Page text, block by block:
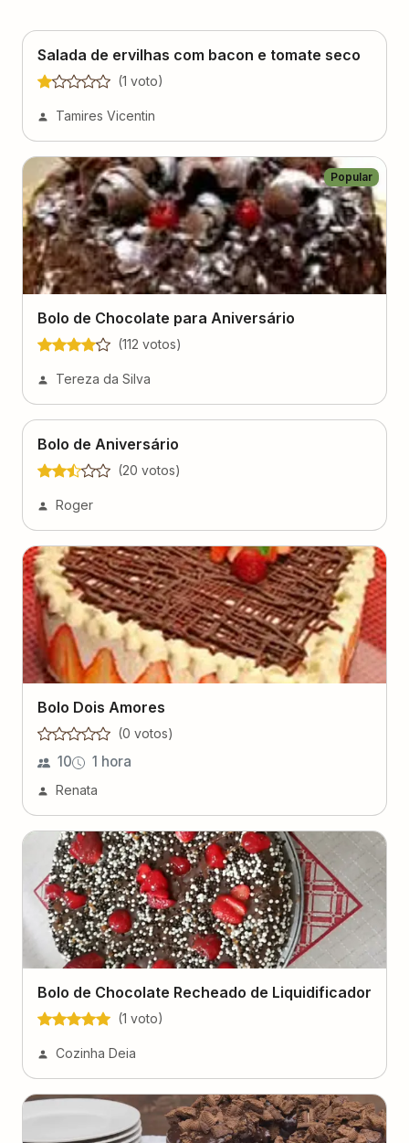
Salada de ervilhas com bacon e tomate seco
(1 voto)
Tamires Vicentin
Popular
Bolo de Chocolate para Aniversário
(112 votos)
Tereza da Silva
Bolo de Aniversário
(20 votos)
Roger
Bolo Dois Amores
(0 votos)
10 1 hora
Renata
Bolo de Chocolate Recheado de Liquidificador
(1 voto)
Cozinha Deia